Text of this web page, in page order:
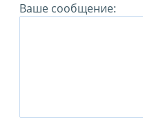
Ваше сообщение: